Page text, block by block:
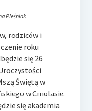
Pleśniak
rodziców i
roku
się 26
Świętą w
w Cmolasie.
się akademia